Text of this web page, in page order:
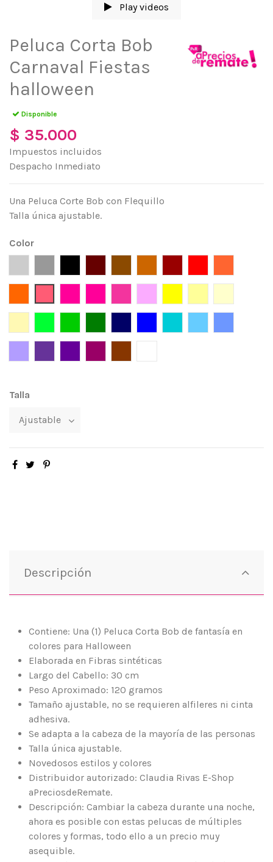
Play videos
Peluca Corta Bob
Carnaval Fiestas
halloween
Disponible
$ 35.000
Impuestos incluidos
Despacho Inmediato
Una Peluca Corte Bob con Flequillo
Talla única ajustable.
Color
Talla
Descripción
Contiene: Una (1) Peluca Corta Bob de fantasía en
colores para Halloween
Elaborada en Fibras sintéticas
Largo del Cabello: 30 cm
Peso Aproximado: 120 gramos
Tamaño ajustable, no se requieren alfileres ni cinta
adhesiva.
Se adapta a la cabeza de la mayoría de las personas
Talla única ajustable.
Novedosos estilos y colores
Distribuidor autorizado: Claudia Rivas E-Shop
aPreciosdeRemate.
Descripción: Cambiar la cabeza durante una noche,
ahora es posible con estas pelucas de múltiples
colores y formas, todo ello a un precio muy
asequible.